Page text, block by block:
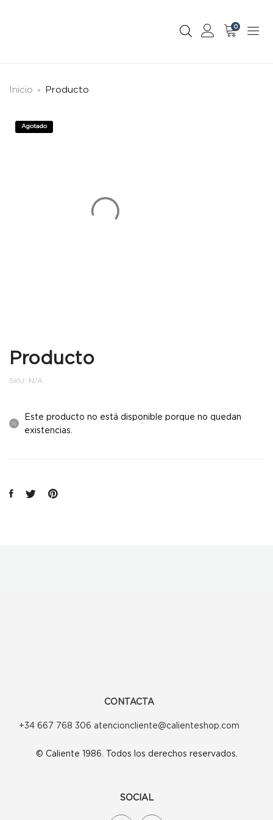
0
Inicio Producto
Agotado
Producto
SKU: N/A
Este producto no está disponible porque no quedan
existencias.
CONTACTA
+34 667 768 306 atencioncliente@calienteshop.com
© Caliente 1986. Todos los derechos reservados.
SOCIAL